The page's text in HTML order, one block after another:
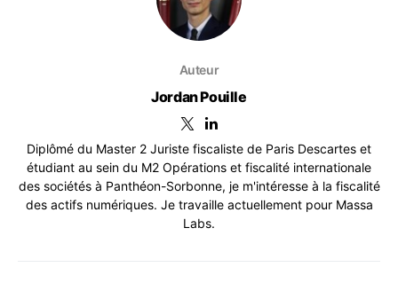
Auteur
Jordan Pouille
Diplômé du Master 2 Juriste fiscaliste de Paris Descartes et
étudiant au sein du M2 Opérations et fiscalité internationale
des sociétés à Panthéon-Sorbonne, je m'intéresse à la fiscalité
des actifs numériques. Je travaille actuellement pour Massa
Labs.